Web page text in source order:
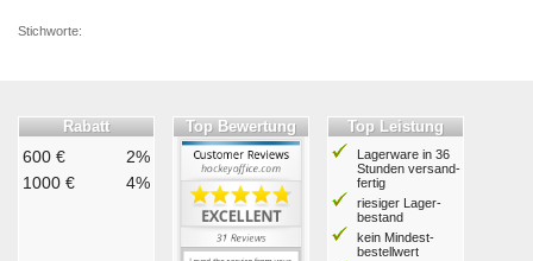
Stichworte:
Rabatt
600 €
2%
1000 €
4%
Top Bewertung Top Leistung
Lagerware in 36
Stunden ver­sand­
fertig
riesiger Lager­
bestand
kein Mindest­
bestell­wert